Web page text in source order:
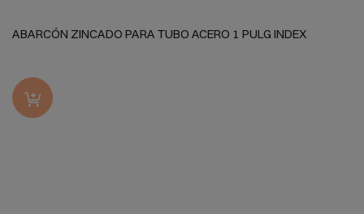
ABARCÓN ZINCADO PARA TUBO ACERO 1 PULG INDEX